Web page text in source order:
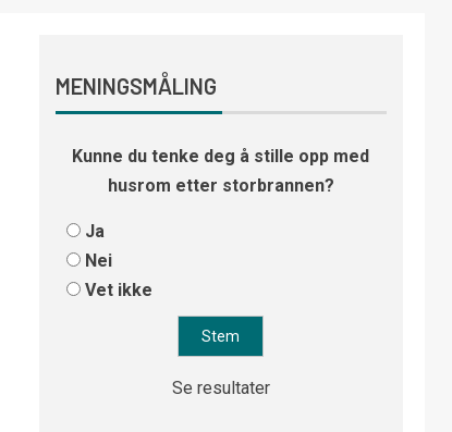
MENINGSMÅLING
Kunne du tenke deg å stille opp med
husrom etter storbrannen?
Ja
Nei
Vet ikke
Se resultater